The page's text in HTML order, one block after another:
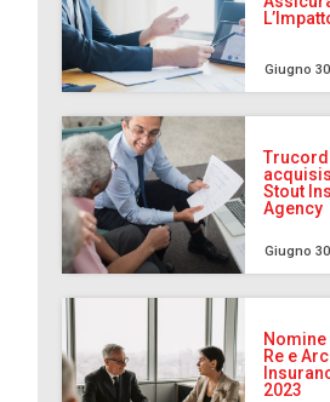
Giugno
Stout
Agency
Giugno
Re e
2023